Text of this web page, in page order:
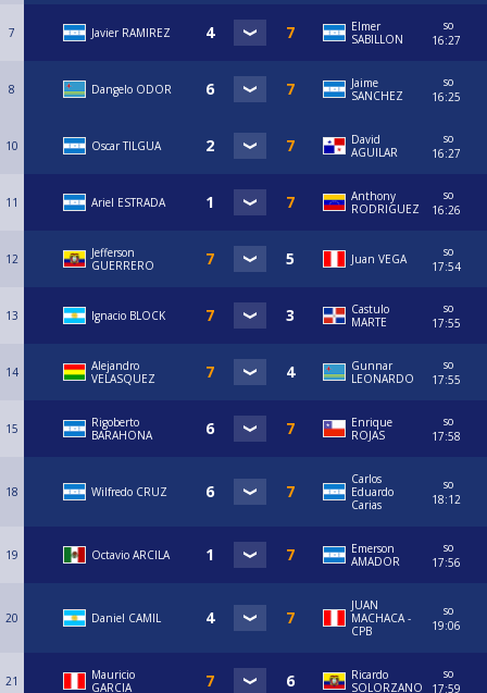
7 Javier RAMIREZ
Elmer
SABILLON
so
16:27
8 Dangelo ODOR
Jaime
SANCHEZ
so
16:25
10 Oscar TILGUA
David
AGUILAR
so
16:27
11 Ariel ESTRADA
Anthony
RODRIGUEZ
so
16:26
12
Jefferson
GUERRERO
Juan VEGA
so
17:54
13 Ignacio BLOCK
Castulo
MARTE
so
17:55
14
Alejandro
VELASQUEZ
Gunnar
LEONARDO
so
17:55
15
Rigoberto
BARAHONA
Enrique
ROJAS
so
17:58
18 Wilfredo CRUZ
Carlos
Eduardo
Carias
so
18:12
19 Octavio ARCILA
Emerson
AMADOR
so
17:56
20 Daniel CAMIL
JUAN
MACHACA -
CPB
so
19:06
21
Mauricio
GARCIA
Ricardo
SOLORZANO
so
17:59